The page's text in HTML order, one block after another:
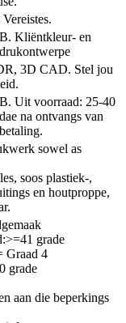
B. Kliëntkleur- en
drukontwerpe
3D CAD. Stel jou
B. Uit voorraad: 25-40
dae na ontvangs van
betaling.
sowel as
soos plastiek-,
en houtproppe,
grade
Graad 4
grade
aan die beperkings